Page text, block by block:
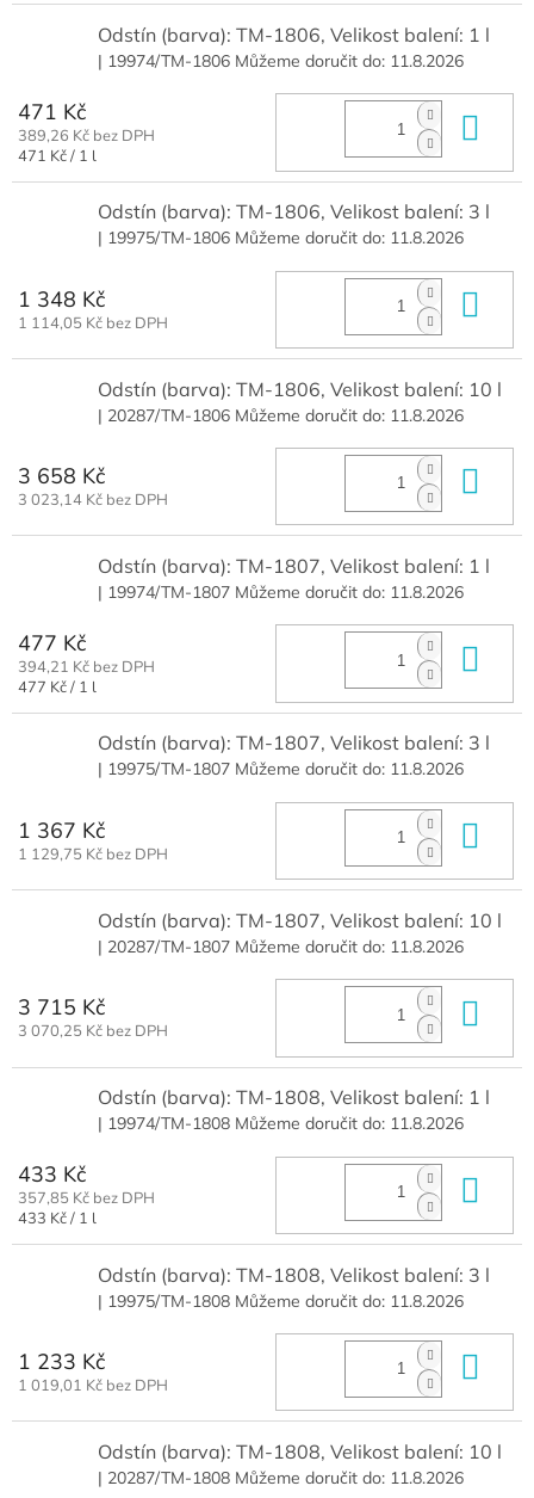
Odstín (barva): TM-1806, Velikost balení: 1 l
| 19974/TM-1806 Můžeme doručit do: 11.8.2026
471 Kč
389,26 Kč bez DPH
Měrná
471 Kč / 1 l
Odstín (barva): TM-1806, Velikost balení: 3 l
| 19975/TM-1806 Můžeme doručit do: 11.8.2026
1 348 Kč
1 114,05 Kč bez DPH
Odstín (barva): TM-1806, Velikost balení: 10 l
| 20287/TM-1806 Můžeme doručit do: 11.8.2026
3 658 Kč
3 023,14 Kč bez DPH
Odstín (barva): TM-1807, Velikost balení: 1 l
| 19974/TM-1807 Můžeme doručit do: 11.8.2026
477 Kč
394,21 Kč bez DPH
Měrná
477 Kč / 1 l
Odstín (barva): TM-1807, Velikost balení: 3 l
| 19975/TM-1807 Můžeme doručit do: 11.8.2026
1 367 Kč
1 129,75 Kč bez DPH
Odstín (barva): TM-1807, Velikost balení: 10 l
| 20287/TM-1807 Můžeme doručit do: 11.8.2026
3 715 Kč
3 070,25 Kč bez DPH
Odstín (barva): TM-1808, Velikost balení: 1 l
| 19974/TM-1808 Můžeme doručit do: 11.8.2026
433 Kč
357,85 Kč bez DPH
Měrná
433 Kč / 1 l
Odstín (barva): TM-1808, Velikost balení: 3 l
| 19975/TM-1808 Můžeme doručit do: 11.8.2026
1 233 Kč
1 019,01 Kč bez DPH
Odstín (barva): TM-1808, Velikost balení: 10 l
| 20287/TM-1808 Můžeme doručit do: 11.8.2026